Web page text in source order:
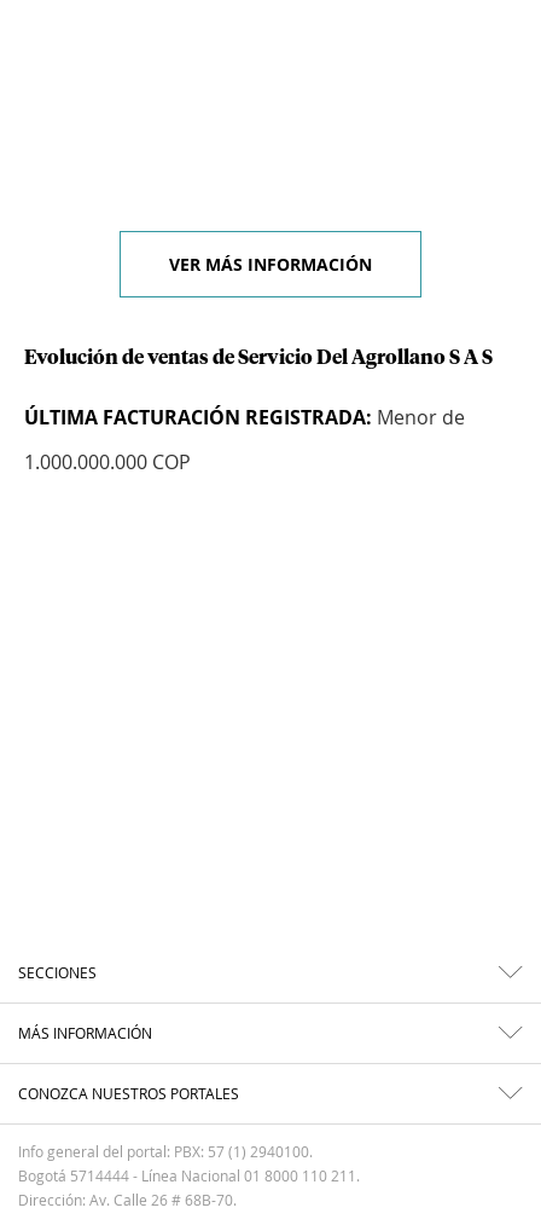
VER MÁS INFORMACIÓN
Evolución de ventas de Servicio Del Agrollano S A S
ÚLTIMA FACTURACIÓN REGISTRADA: Menor de
1.000.000.000 COP
SECCIONES
MÁS INFORMACIÓN
CONOZCA NUESTROS PORTALES
Info general del portal: PBX: 57 (1) 2940100.
Bogotá 5714444 - Línea Nacional 01 8000 110 211.
Dirección: Av. Calle 26 # 68B-70.